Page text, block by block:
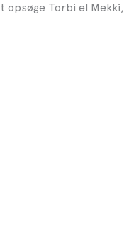
opsøge Torbi el Mekki,